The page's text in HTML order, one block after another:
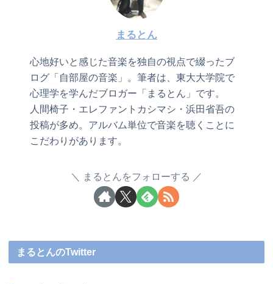
まるとん
心地好いと感じた音楽を独自の視点で綴ったブ
ログ「自部屋の音楽」。筆者は、東大大学院で
心理学を学んだブロガー「まるとん」です。
人間椅子・エレファントカシマシ・浜田省吾の
投稿が多め。アルバム単位で音楽を聴くことに
こだわりがあります。
まるとんをフォローする
まるとんのTwitter